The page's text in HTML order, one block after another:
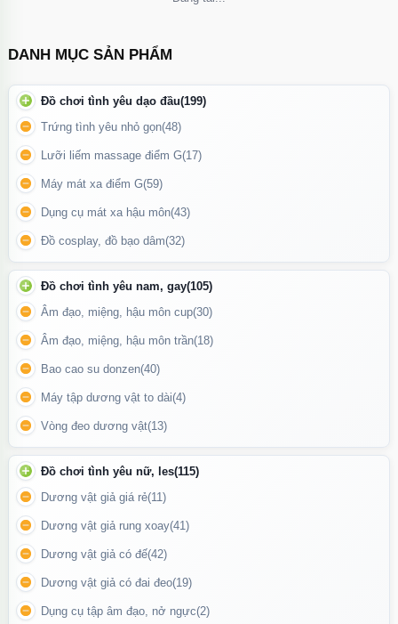
Ốp lưng Iphone 16
🛡️ Bảo vệ toàn diện
Chất liệu
Viền nhô cao bảo vệ
Các góc được gia cố giúpgiảm sốc khi va đập nhẹ
DANH MỤC SẢN PHẨM
Đồ chơi tình yêu dạo đầu(199)
Trứng tình yêu nhỏ gọn(48)
Lưỡi liếm massage điểm G(17)
Máy mát xa điểm G(59)
Dụng cụ mát xa hậu môn(43)
Đồ cosplay, đồ bạo dâm(32)
Đồ chơi tình yêu nam, gay(105)
Âm đạo, miệng, hậu môn cup(30)
Âm đạo, miệng, hậu môn trần(18)
Bao cao su donzen(40)
Máy tập dương vật to dài(4)
Vòng đeo dương vật(13)
Đồ chơi tình yêu nữ, les(115)
Dương vật giả giá rẻ(11)
Dương vật giả rung xoay(41)
Dương vật giả có đế(42)
Dương vật giả có đai đeo(19)
Dụng cụ tập âm đạo, nở ngực(2)